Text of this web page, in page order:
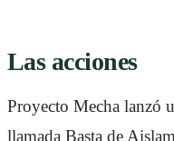
Las acciones
Proyecto Mecha lanzó
llamada Basta de